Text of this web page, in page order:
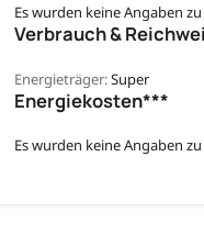
Es wurden keine Angaben
Verbrauch &
Energieträger:Super
Energiekosten***
Es wurden keine Angaben